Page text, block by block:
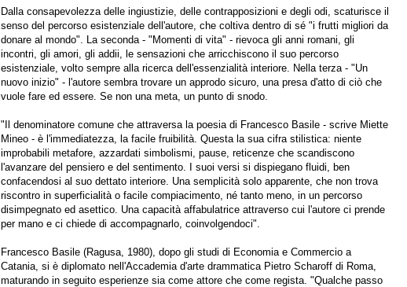
Dalla consapevolezza delle ingiustizie, delle contrapposizioni e degli odi, scaturisce il
senso del percorso esistenziale dell'autore, che coltiva dentro di sé "i frutti migliori da
donare al mondo". La seconda - "Momenti di vita" - rievoca gli anni romani, gli
incontri, gli amori, gli addii, le sensazioni che arricchiscono il suo percorso
esistenziale, volto sempre alla ricerca dell'essenzialità interiore. Nella terza - "Un
nuovo inizio" - l'autore sembra trovare un approdo sicuro, una presa d'atto di ciò che
vuole fare ed essere. Se non una meta, un punto di snodo.
"Il denominatore comune che attraversa la poesia di Francesco Basile - scrive Miette
Mineo - è l'immediatezza, la facile fruibilità. Questa la sua cifra stilistica: niente
improbabili metafore, azzardati simbolismi, pause, reticenze che scandiscono
l'avanzare del pensiero e del sentimento. I suoi versi si dispiegano fluidi, ben
confacendosi al suo dettato interiore. Una semplicità solo apparente, che non trova
riscontro in superficialità o facile compiacimento, né tanto meno, in un percorso
disimpegnato ed asettico. Una capacità affabulatrice attraverso cui l'autore ci prende
per mano e ci chiede di accompagnarlo, coinvolgendoci".
Francesco Basile (Ragusa, 1980), dopo gli studi di Economia e Commercio a
Catania, si è diplomato nell'Accademia d'arte drammatica Pietro Scharoff di Roma,
maturando in seguito esperienze sia come attore che come regista. "Qualche passo